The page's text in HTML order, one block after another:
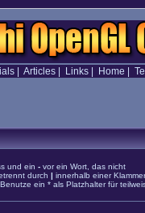
| Articles| Links| Home
und ein - vor ein Wort, das nicht
durch | innerhalb einer
ein * als Platzhalter für